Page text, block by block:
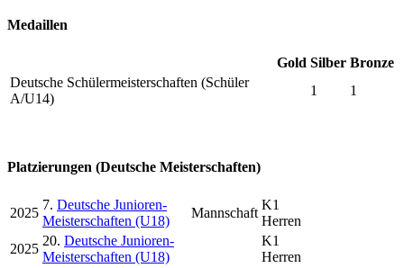
Medaillen
Gold Silber Bronze
Deutsche Schülermeisterschaften (Schüler
A/U14)
1 1
Platzierungen (Deutsche Meisterschaften)
2025
7. Deutsche Junioren-
Meisterschaften (U18)
Mannschaft
K1
Herren
2025
20. Deutsche Junioren-
Meisterschaften (U18)
K1
Herren